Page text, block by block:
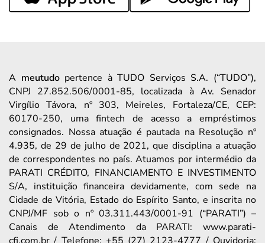
A meutudopertence à TUDO Serviços S.A. (“TUDO”),
CNPJ 27.852.506/0001-85, localizada à Av. Senador
Virgílio Távora, nº 303, Meireles, Fortaleza/CE, CEP:
60170-250, uma fintech de acesso a empréstimos
consignados. Nossa atuação é pautada na Resolução nº
4.935, de 29 de julho de 2021, que disciplina a atuação
de correspondentes no país. Atuamos por intermédio da
PARATI CRÉDITO, FINANCIAMENTO E INVESTIMENTO
S/A, instituição financeira devidamente, com sede na
Cidade de Vitória, Estado do Espírito Santo, e inscrita no
CNPJ/MF sob o nº 03.311.443/0001-91 (“PARATI”) –
Canais de Atendimento da PARATI: www.parati-